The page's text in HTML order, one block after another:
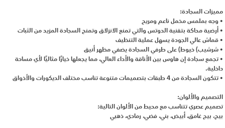
مميزات السجادة:
• وجه بملمس مخمل ناعم ومريح
• أرضية محاكة بتقنية الدوتس والتي تمنع الانزلاق وتمنح السجادة المزيد من الثبات
• قماش عالي الجودة يسهل عملية التنظيف
• شرشيب) خيوط) على طرفي السجادة يضفي مظهر أنيق
• تجمع سجادة إن هاوس بين الأناقة والأداء العالي، مما يجعلها خيارًا مثاليًا لأي مساحة
داخلية.
• تتكون السجادة من 4 طبقات بتصميمات متنوعة تناسب مختلف الديكورات والأذواق
التصميم والألوان:
تصميم عصري تتناسب مع محيط من الألوان التالية:
بيج، بيج غامق، أبيض، بني، فضي، رمادي، ذهبي